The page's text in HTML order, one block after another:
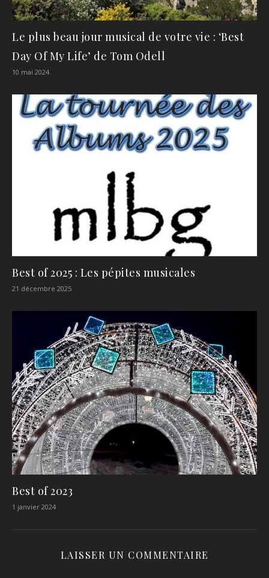
Le plus beau jour musical de votre vie : ‘Best
Day Of My Life’ de Tom Odell
10 mai 2024
Best of 2025 : Les pépites musicales
21 décembre 2025
Best of 2023
1 janvier 2024
LAISSER UN COMMENTAIRE